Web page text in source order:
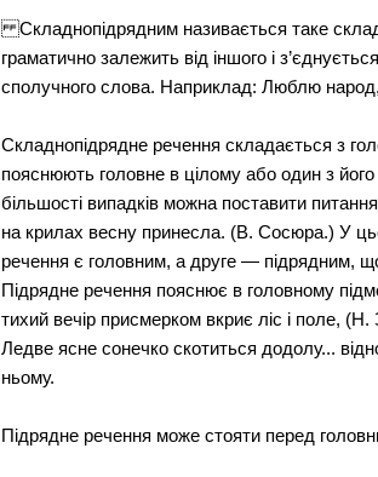
Складнопідрядним називається таке
граматично залежить від іншого і
сполучного слова. Наприклад: Люблю
Складнопідрядне речення складається з
пояснюють головне в цілому або один з його
більшості випадків можна поставити
на крилах весну принесла. (В. Сосюра.) У
речення є головним, а друге — підрядним,
Підрядне речення пояснює в головному
тихий вечір присмерком вкриє ліс і поле,
Ледве ясне сонечко скотиться додолу...
ньому.
Підрядне речення може стояти перед